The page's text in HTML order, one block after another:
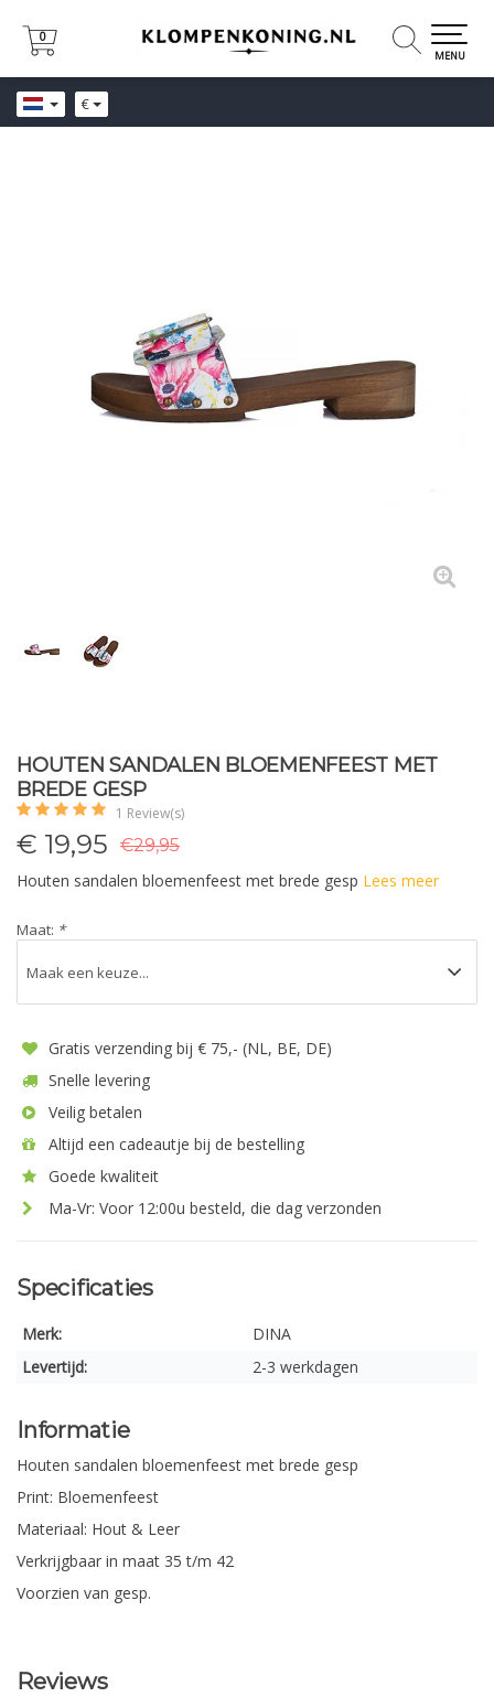
€
0
0
MENU
HOUTEN SANDALEN BLOEMENFEEST MET
BREDE GESP
1 Review(s)
€ 19,95
€29,95
Houten sandalen bloemenfeest met brede gesp Lees meer
Maat: *
Gratis verzending bij € 75,- (NL, BE, DE)
Snelle levering
Veilig betalen
Altijd een cadeautje bij de bestelling
Goede kwaliteit
Ma-Vr: Voor 12:00u besteld, die dag verzonden
Specificaties
Merk:
DINA
Levertijd:
2-3 werkdagen
Informatie
Houten sandalen bloemenfeest met brede gesp
Print: Bloemenfeest
Materiaal: Hout & Leer
Verkrijgbaar in maat 35 t/m 42
Voorzien van gesp.
Reviews